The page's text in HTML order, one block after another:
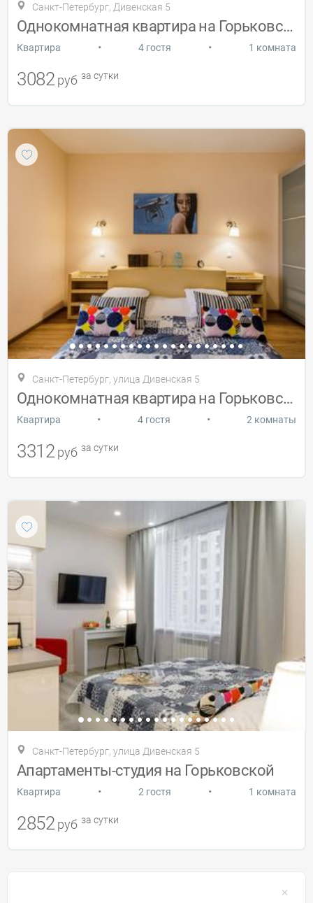
Санкт-Петербург, Дивенская 5
Однокомнатная квартира на Горьковской
Квартира • 4 гостя • 1 комната
3082 руб за сутки
Санкт-Петербург, улица Дивенская 5
Однокомнатная квартира на Горьковской
Квартира • 4 гостя • 2 комнаты
3312 руб за сутки
Санкт-Петербург, улица Дивенская 5
Апартаменты-студия на Горьковской
Квартира • 2 гостя • 1 комната
2852 руб за сутки